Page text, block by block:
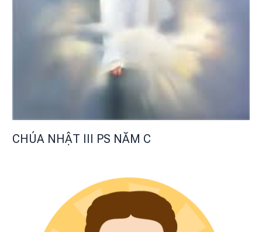
CHÚA NHẬT III PS NĂM C